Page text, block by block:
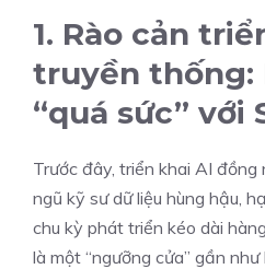
1. Rào cản
truyền thống:
“quá sức” với
Trước đây, triển khai AI đồng
ngũ kỹ sư dữ liệu hùng hậu,
chu kỳ phát triển kéo dài
là một “ngưỡng cửa” gần